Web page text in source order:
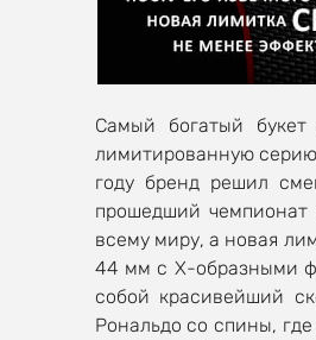
Самый богатый
лимитированную серию
году бренд решил
прошедший чемпионат
всему миру, а новая
44 мм с Х-образными
собой красивейший
Рональдо со спины,